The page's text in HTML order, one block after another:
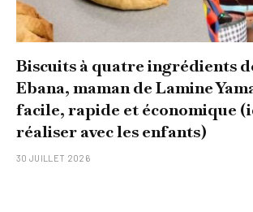
Biscuits à quatre ingrédients
Ebana, maman de Lamine
facile, rapide et économique
réaliser avec les enfants)
30 JUILLET 2026